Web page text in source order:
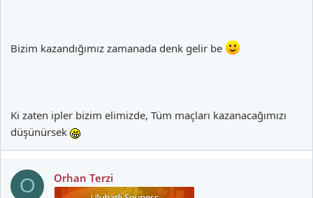
Bizim kazandığımız zamanada denk gelir be
Ki zaten ipler bizim elimizde, Tüm maçları kazanacağımızı
düşünürsek
O Orhan Terzi